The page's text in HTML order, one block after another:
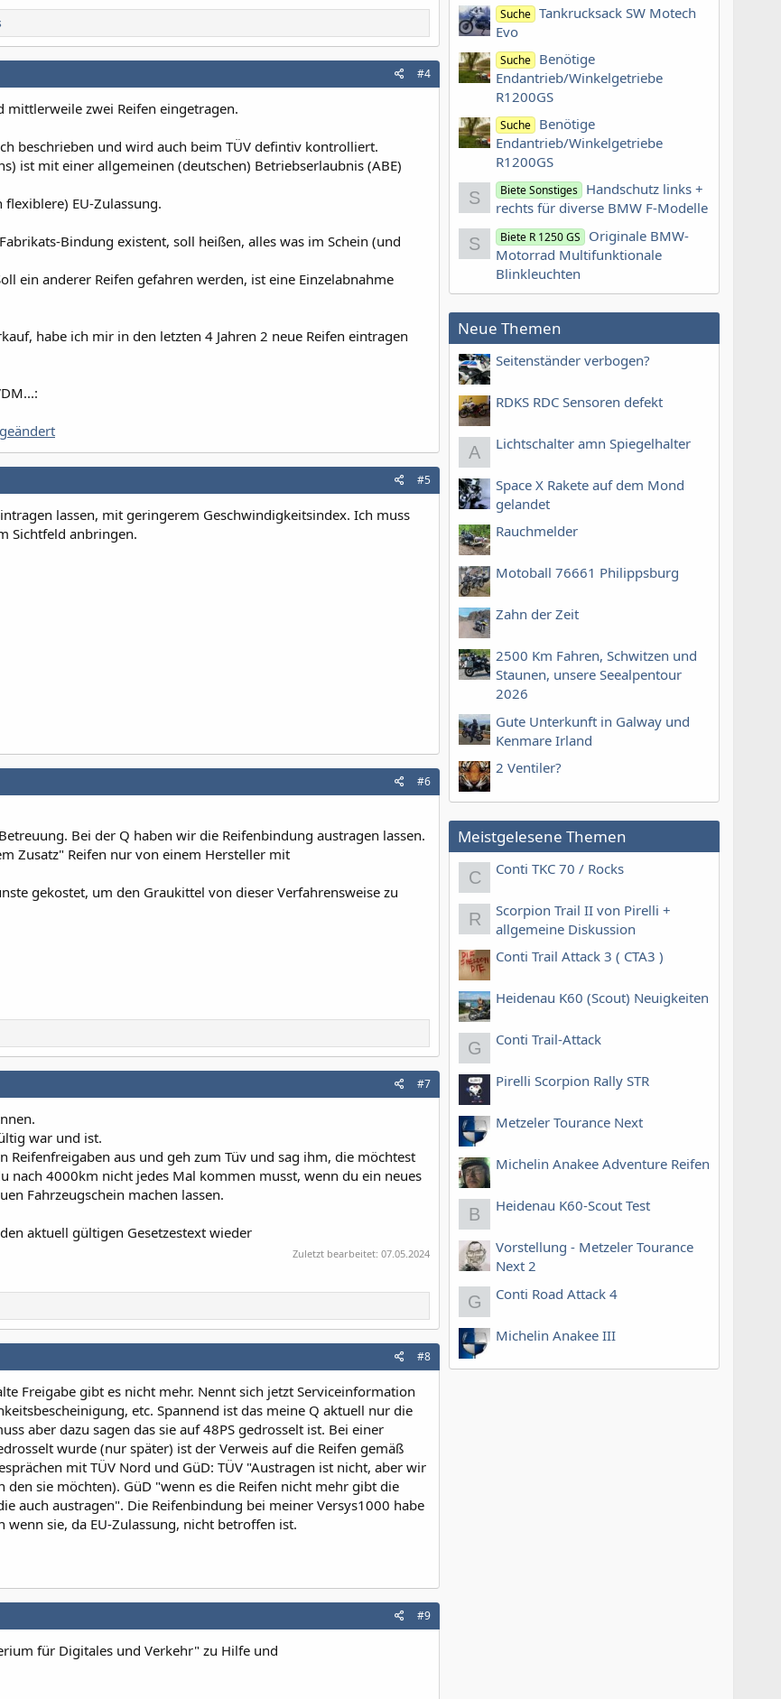
#4
mittlerweile zwei Reifen eingetragen.
beschrieben und wird auch beim TÜV defintiv kontrolliert.
ist mit einer allgemeinen (deutschen) Betriebserlaubnis (ABE)
EU-Zulassung.
Bindung existent, soll heißen, alles was im Schein (und
ein anderer Reifen gefahren werden, ist eine Einzelabnahme
habe ich mir in den letzten 4 Jahren 2 neue Reifen eintragen
#5
lassen, mit geringerem Geschwindigkeitsindex. Ich muss
Sichtfeld anbringen.
#6
Bei der Q haben wir die Reifenbindung austragen lassen.
Zusatz" Reifen nur von einem Hersteller mit
gekostet, um den Graukittel von dieser Verfahrensweise zu
#7
war und ist.
Reifenfreigaben aus und geh zum Tüv und sag ihm, die möchtest
nach 4000km nicht jedes Mal kommen musst, wenn du ein neues
Fahrzeugschein machen lassen.
aktuell gültigen Gesetzestext wieder
Zuletzt bearbeitet: 07.05.2024
#8
Freigabe gibt es nicht mehr. Nennt sich jetzt Serviceinformation
etc. Spannend ist das meine Q aktuell nur die
aber dazu sagen das sie auf 48PS gedrosselt ist. Bei einer
wurde (nur später) ist der Verweis auf die Reifen gemäß
mit TÜV Nord und GüD: TÜV "Austragen ist nicht, aber wir
den sie möchten). GüD "wenn es die Reifen nicht mehr gibt die
auch austragen". Die Reifenbindung bei meiner Versys1000 habe
wenn sie, da EU-Zulassung, nicht betroffen ist.
#9
für Digitales und Verkehr" zu Hilfe und
Suche Tankrucksack SW Motech
Evo
Suche Benötige
Endantrieb/Winkelgetriebe
R1200GS
Suche Benötige
Endantrieb/Winkelgetriebe
R1200GS
S Biete Sonstiges Handschutz links +
rechts für diverse BMW F-Modelle
S Biete R 1250 GS
Originale BMW-
Motorrad Multifunktionale
Blinkleuchten
Neue Themen
Seitenständer verbogen?
RDKS RDC Sensoren defekt
A Lichtschalter amn Spiegelhalter
Space X Rakete auf dem Mond
gelandet
Rauchmelder
Motoball 76661 Philippsburg
Zahn der Zeit
2500 Km Fahren, Schwitzen und
Staunen, unsere Seealpentour
2026
Gute Unterkunft in Galway und
Kenmare Irland
2 Ventiler?
Meistgelesene Themen
C Conti TKC 70 / Rocks
R
Scorpion Trail II von Pirelli +
allgemeine Diskussion
Conti Trail Attack 3 ( CTA3 )
Heidenau K60 (Scout) Neuigkeiten
G Conti Trail-Attack
Pirelli Scorpion Rally STR
Metzeler Tourance Next
Michelin Anakee Adventure Reifen
B Heidenau K60-Scout Test
Vorstellung - Metzeler Tourance
Next 2
G Conti Road Attack 4
Michelin Anakee III